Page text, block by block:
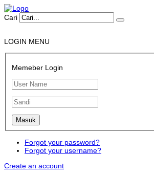
Cari
LOGIN MENU
Memeber Login
Forgot your password?
Forgot your username?
Create an account